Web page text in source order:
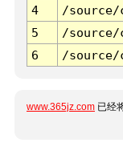
4
/
5
/
6
/
www.365jz.com 已经